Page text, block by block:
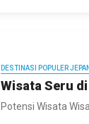
DESTINASI POPULER
Wisata Seru
Potensi Wisata